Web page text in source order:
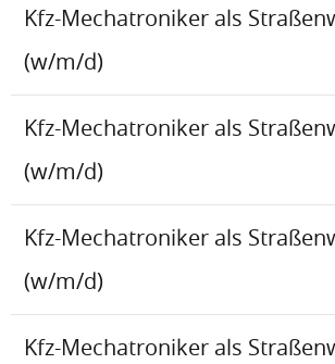
Kfz-Mechatroniker als
(w/m/d)
Kfz-Mechatroniker als
(w/m/d)
Kfz-Mechatroniker als
(w/m/d)
Kfz-Mechatroniker als